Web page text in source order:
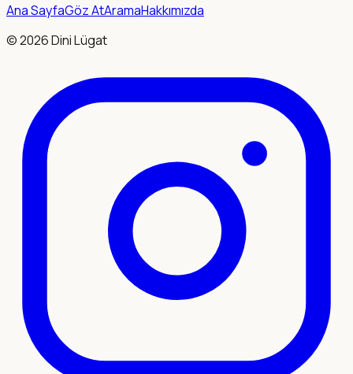
Ana SayfaGöz AtAramaHakkımızda
©2026Dini Lügat